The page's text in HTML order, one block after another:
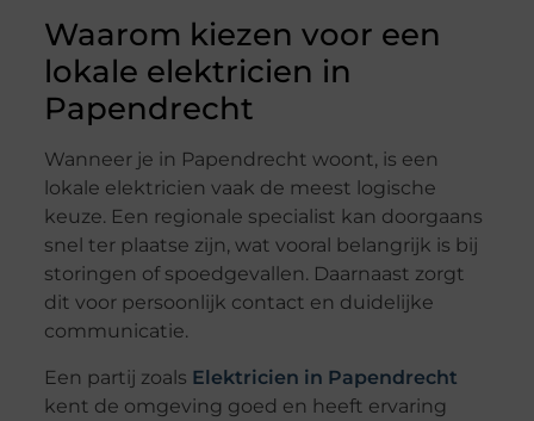
Waarom kiezen voor een
lokale elektricien in
Papendrecht
Wanneer je in Papendrecht woont, is een
lokale elektricien vaak de meest logische
keuze. Een regionale specialist kan doorgaans
snel ter plaatse zijn, wat vooral belangrijk is bij
storingen of spoedgevallen. Daarnaast zorgt
dit voor persoonlijk contact en duidelijke
communicatie.
Een partij zoals Elektricien in Papendrecht
kent de omgeving goed en heeft ervaring